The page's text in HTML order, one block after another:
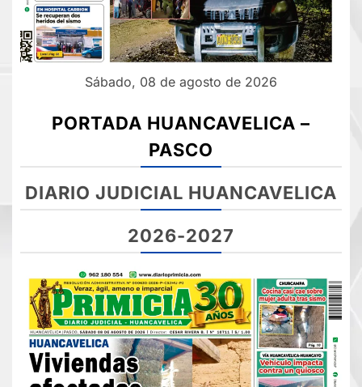
Sábado, 08 de agosto de 2026
PORTADA HUANCAVELICA –
PASCO
DIARIO JUDICIAL HUANCAVELICA
2026-2027